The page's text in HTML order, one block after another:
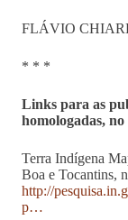
FLÁVIO
* * *
Links para as
homologadas,
Terra Indígena
Boa e Tocantins,
http://
p…